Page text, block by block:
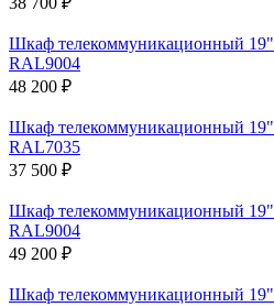
Шкаф телекоммуникационный
RAL9004
48 200 ₽
Шкаф телекоммуникационный
RAL7035
37 500 ₽
Шкаф телекоммуникационный
RAL9004
49 200 ₽
Шкаф телекоммуникационный